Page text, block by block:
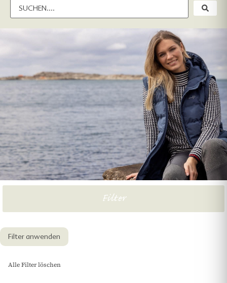
HERREN
ACCESSOIRES
SALE
Filter
Filter anwenden
Alle Filter löschen